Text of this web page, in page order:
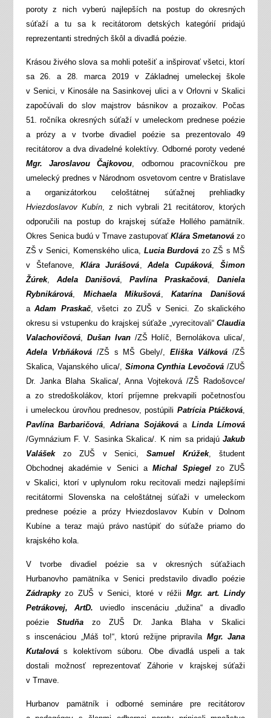
poroty z nich vyberú najlepších na postup do okresných
súťaží a tu sa k recitátorom detských kategórií pridajú
reprezentanti stredných škôl a divadlá poézie.
Krásou živého slova sa mohli potešiť a inšpirovať všetci, ktorí
sa 26. a 28. marca 2019 v Základnej umeleckej škole
v Senici, v Kinosále na Sasinkovej ulici a v Orlovni v Skalici
započúvali do slov majstrov básnikov a prozaikov. Počas
51. ročníka okresných súťaží v umeleckom prednese poézie
a prózy a v tvorbe divadiel poézie sa prezentovalo 49
recitátorov a dva divadelné kolektívy. Odborné poroty vedené
Mgr. Jaroslavou Čajkovou, odbornou pracovníčkou pre
umelecký prednes v Národnom osvetovom centre v Bratislave
a organizátorkou celoštátnej súťažnej prehliadky
Hviezdoslavov Kubín, z nich vybrali 21 recitátorov, ktorých
odporučili na postup do krajskej súťaže Hollého pamätník.
Okres Senica budú v Trnave zastupovaťKlára Smetanová zo
ZŠ v Senici, Komenského ulica, Lucia Burdová zo ZŠ s MŠ
v Štefanove, Klára Jurášová, Adela Cupáková, Šimon
Žúrek, Adela Danišová,Pavlína Praskačová,Daniela
Rybnikárová, Michaela Mikušová,Katarína Danišová
aAdam Praskač, všetci zo ZUŠ v Senici. Zo skalického
okresu si vstupenku do krajskej súťaže „vyrecitovali“Claudia
Valachovičová, Dušan Ivan/ZŠ Holíč, Bernolákova ulica/,
Adela Vrbňáková/ZŠ s MŠ Gbely/,Eliška Válková /ZŠ
Skalica, Vajanského ulica/, Simona Cynthia Levočová /ZUŠ
Dr. Janka Blaha Skalica/, Anna Vojteková /ZŠ Radošovce/
a zo stredoškolákov, ktorí príjemne prekvapili početnosťou
i umeleckou úrovňou prednesov, postúpili Patrícia Ptáčková,
Pavlína Barbaričová, Adriana SojákováaLinda Límová
/Gymnázium F. V. Sasinka Skalica/. K nim sa pridajúJakub
Valášekzo ZUŠ v Senici,Samuel Krúžek, študent
Obchodnej akadémie v Senici aMichal Spiegelzo ZUŠ
v Skalici, ktorí v uplynulom roku recitovali medzi najlepšími
recitátormi Slovenska na celoštátnej súťaži v umeleckom
prednese poézie a prózy Hviezdoslavov Kubín v Dolnom
Kubíne a teraz majú právo nastúpiť do súťaže priamo do
krajského kola.
V tvorbe divadiel poézie sa v okresných súťažiach
Hurbanovho pamätníka v Senici predstavilo divadlo poézie
Zádrapkyzo ZUŠ v Senici, ktoré v réžiiMgr. art. Lindy
Petrákovej, ArtD. uviedlo inscenáciu „dužina“ a divadlo
poézieStudňa zo ZUŠ Dr. Janka Blaha v Skalici
s inscenáciou „Máš to!“, ktorú režijne pripravilaMgr. Jana
Kutalovás kolektívom súboru. Obe divadlá uspeli a tak
dostali možnosť reprezentovať Záhorie v krajskej súťaži
v Trnave.
Hurbanov pamätník i odborné semináre pre recitátorov